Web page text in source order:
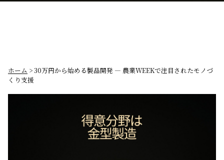
ホーム > 30万円から始める製品開発 — 農業WEEKで注目されたモノづ
くり支援